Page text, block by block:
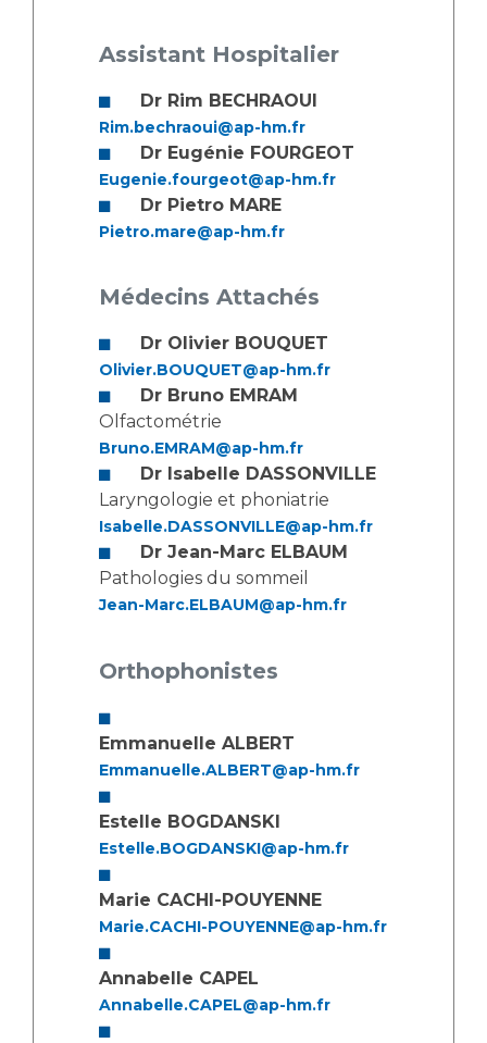
Assistant Hospitalier
Dr Rim BECHRAOUI
Rim.bechraoui@ap-hm.fr
Dr Eugénie FOURGEOT
Eugenie.fourgeot@ap-hm.fr
Dr Pietro MARE
Pietro.mare@ap-hm.fr
Médecins Attachés
Dr Olivier BOUQUET
Olivier.BOUQUET@ap-hm.fr
Dr Bruno EMRAM
Olfactométrie
Bruno.EMRAM@ap-hm.fr
Dr Isabelle DASSONVILLE
Laryngologie et phoniatrie
Isabelle.DASSONVILLE@ap-hm.fr
Dr Jean-Marc ELBAUM
Pathologies du sommeil
Jean-Marc.ELBAUM@ap-hm.fr
Orthophonistes
Emmanuelle ALBERT
Emmanuelle.ALBERT@ap-hm.fr
Estelle BOGDANSKI
Estelle.BOGDANSKI@ap-hm.fr
Marie CACHI-POUYENNE
Marie.CACHI-POUYENNE@ap-hm.fr
Annabelle CAPEL
Annabelle.CAPEL@ap-hm.fr